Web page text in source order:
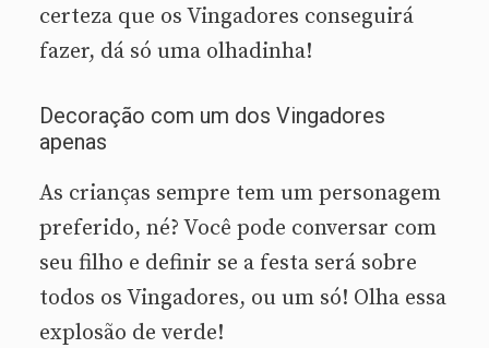
certeza que os Vingadores conseguirá
fazer, dá só uma olhadinha!
Decoração com um dos Vingadores
apenas
As crianças sempre tem um personagem
preferido, né? Você pode conversar com
seu filho e definir se a festa será sobre
todos os Vingadores, ou um só! Olha essa
explosão de verde!